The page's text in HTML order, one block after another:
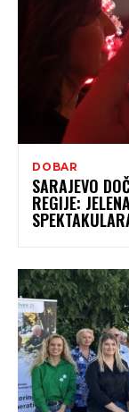
DOBAR
SARAJEVO
REGIJE: